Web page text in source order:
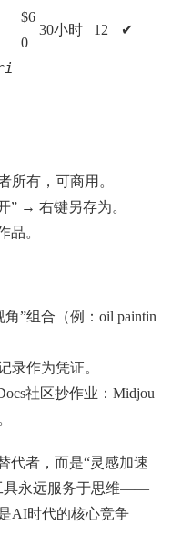
$6
0
30小时 12 ✔
所有，可商用。
” → 右键另存为。
品。
”组合（例：oil paintin
录作为凭证。
社区抄作业：Midjou
代者，而是“灵感加速
具永远服务于思维——
AI时代的核心竞争